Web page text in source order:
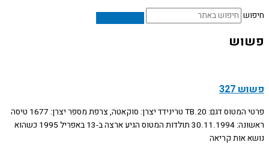
חיפוש
פשוש
פשוש 327
פרטי המטוס דגם: TB.20 טרינידד יצרן: סוקאטה, צרפת מספר יצרן: 1677 טיסה
ראשונה: 30.11.1994 תולדות המטוס הגיע ארצה ב-13 באפריל 1995 כשהוא
נושא אות קריאה